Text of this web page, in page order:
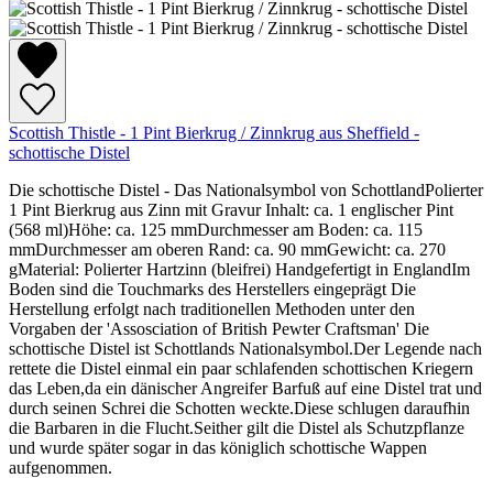
Scottish Thistle - 1 Pint Bierkrug / Zinnkrug aus Sheffield -
schottische Distel
Die schottische Distel - Das Nationalsymbol von SchottlandPolierter
1 Pint Bierkrug aus Zinn mit Gravur Inhalt: ca. 1 englischer Pint
(568 ml)Höhe: ca. 125 mmDurchmesser am Boden: ca. 115
mmDurchmesser am oberen Rand: ca. 90 mmGewicht: ca. 270
gMaterial: Polierter Hartzinn (bleifrei) Handgefertigt in EnglandIm
Boden sind die Touchmarks des Herstellers eingeprägt Die
Herstellung erfolgt nach traditionellen Methoden unter den
Vorgaben der 'Assosciation of British Pewter Craftsman' Die
schottische Distel ist Schottlands Nationalsymbol.Der Legende nach
rettete die Distel einmal ein paar schlafenden schottischen Kriegern
das Leben,da ein dänischer Angreifer Barfuß auf eine Distel trat und
durch seinen Schrei die Schotten weckte.Diese schlugen daraufhin
die Barbaren in die Flucht.Seither gilt die Distel als Schutzpflanze
und wurde später sogar in das königlich schottische Wappen
aufgenommen.